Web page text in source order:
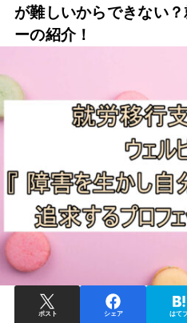
が難しいからできない
ーの紹介！
ポスト シェア はて